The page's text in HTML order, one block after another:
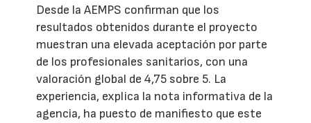
Desde la AEMPS confirman que los
resultados obtenidos durante el proyecto
muestran una elevada aceptación por parte
de los profesionales sanitarios, con una
valoración global de 4,75 sobre 5. La
experiencia, explica la nota informativa de la
agencia, ha puesto de manifiesto que este